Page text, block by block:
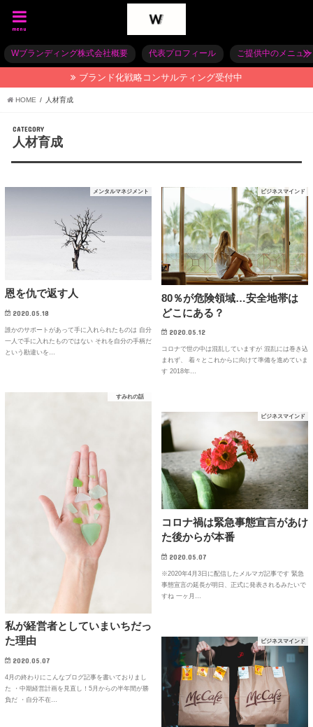
menu
Wブランディング株式会社概要 代表プロフィール ご提供中のメニュー
ブランド化戦略コンサルティング受付中
HOME 人材育成
CATEGORY
人材育成
メンタルマネジメント
恩を仇で返す人
2020.05.18
誰かのサポートがあって手に入れられたものは 自分
一人で手に入れたものではない それを自分の手柄だ
という勘違いを…
ビジネスマインド
80％が危険領域…安全地帯は
どこにある？
2020.05.12
コロナで世の中は混乱していますが 混乱には巻き込
まれず、 着々とこれからに向けて準備を進めていま
す 2018年…
すみれの話
私が経営者としていまいちだっ
た理由
2020.05.07
4月の終わりにこんなブログ記事を書いておりまし
た ・中期経営計画を見直し！5月からの半年間が勝
負だ ・自分不在…
ビジネスマインド
コロナ禍は緊急事態宣言があけ
た後からが本番
2020.05.07
※2020年4月3日に配信したメルマガ記事です 緊急
事態宣言の延長が明日、正式に発表されるみたいで
すね 一ヶ月…
ビジネスマインド